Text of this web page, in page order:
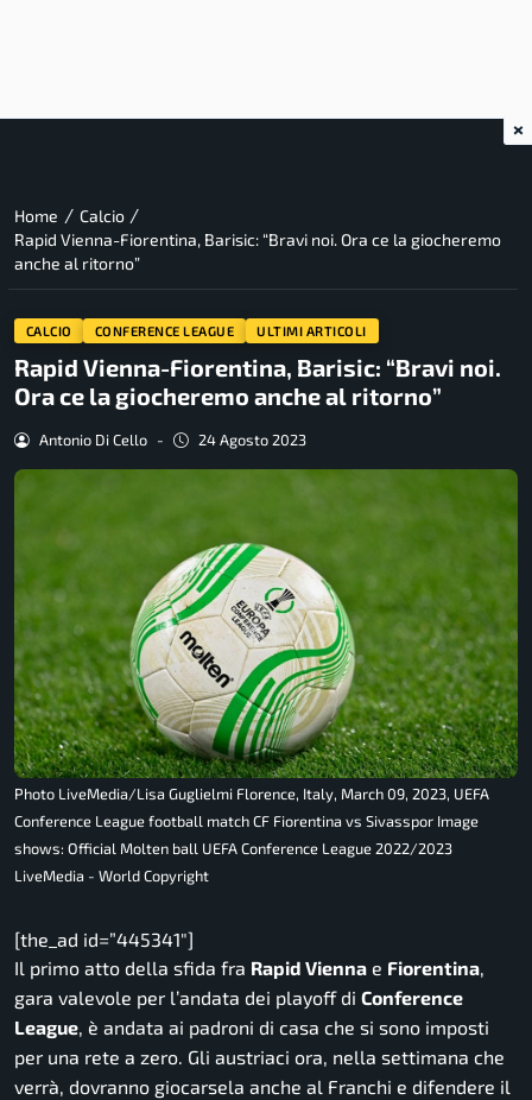
Home / Calcio /
Rapid Vienna-Fiorentina, Barisic: “Bravi noi. Ora ce la giocheremo
anche al ritorno”
CALCIO CONFERENCE LEAGUE ULTIMI ARTICOLI
Rapid Vienna-Fiorentina, Barisic: “Bravi noi.
Ora ce la giocheremo anche al ritorno”
Antonio Di Cello - 24 Agosto 2023
Photo LiveMedia/Lisa Guglielmi Florence, Italy, March 09, 2023, UEFA
Conference League football match CF Fiorentina vs Sivasspor Image
shows: Official Molten ball UEFA Conference League 2022/2023
LiveMedia - World Copyright
[the_ad id=”445341″]
Il primo atto della sfida fra Rapid Vienna e Fiorentina,
gara valevole per l’andata dei playoff di Conference
League, è andata ai padroni di casa che si sono imposti
per una rete a zero. Gli austriaci ora, nella settimana che
verrà, dovranno giocarsela anche al Franchi e difendere il
×